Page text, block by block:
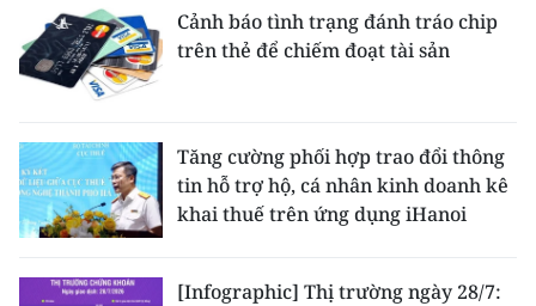
Cảnh báo tình trạng đánh tráo chip
trên thẻ để chiếm đoạt tài sản
Tăng cường phối hợp trao đổi thông
tin hỗ trợ hộ, cá nhân kinh doanh kê
khai thuế trên ứng dụng iHanoi
[Infographic] Thị trường ngày 28/7: